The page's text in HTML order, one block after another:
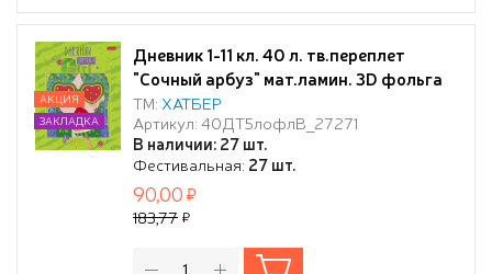
Дневник 1-11 кл. 40 л. тв.переплет
"Сочный арбуз" мат.ламин. 3D фольга
3D лак
ТМ: ХАТБЕР
Артикул: 40ДТ5лофлВ_27271
В наличии: 27 шт.
Фестивальная: 27 шт.
АКЦИЯ
ЗАКЛАДКА
90,00
183,77